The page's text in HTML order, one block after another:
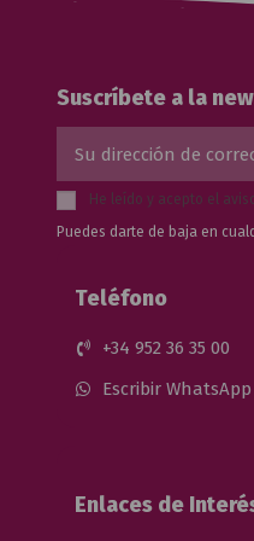
Suscríbete a la
He leído y acepto el
Puedes darte de baja en
Teléfono
+34 952 36 35 00
Escribir WhatsApp
Enlaces de